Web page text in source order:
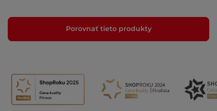
Porovnať tieto produkty